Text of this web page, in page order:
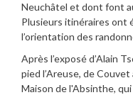
Neuchâtel et dont font
Plusieurs itinéraires ont
l’orientation des
Après l’exposé d’Alain
pied l’Areuse, de
Maison de l'Absinthe,